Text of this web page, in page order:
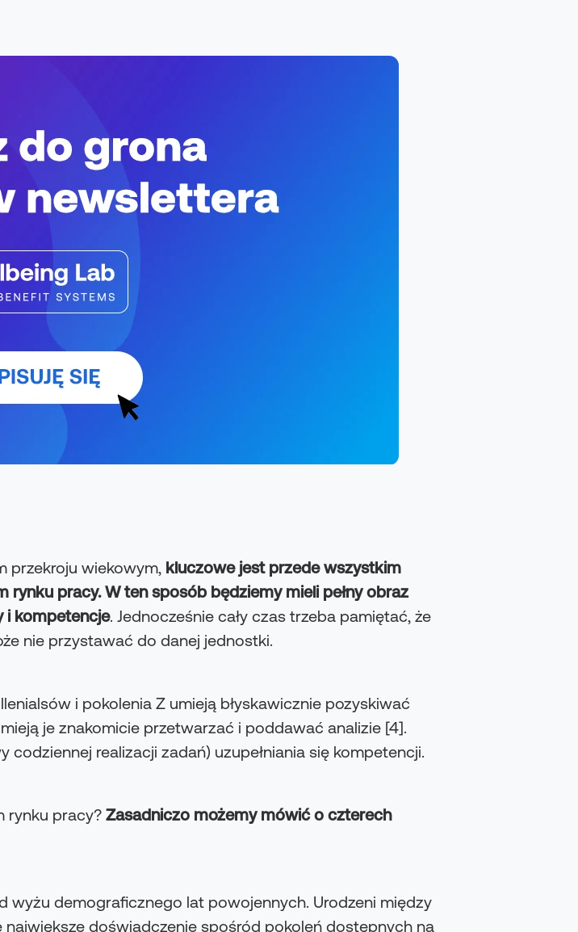
przekroju wiekowym, kluczowe jest przede wszystkim
pracy. W ten sposób będziemy mieli pełny obraz
i kompetencje. Jednocześnie cały czas trzeba pamiętać, że
nie przystawać do danej jednostki.
i pokolenia Z umieją błyskawicznie pozyskiwać
je znakomicie przetwarzać i poddawać analizie [4].
realizacji zadań) uzupełniania się kompetencji.
rynku pracy? Zasadniczo możemy mówić o czterech
wyżu demograficznego lat powojennych. Urodzeni między
największe doświadczenie spośród pokoleń dostępnych na